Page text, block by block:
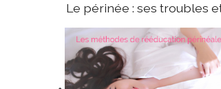
Le périnée : ses troubles